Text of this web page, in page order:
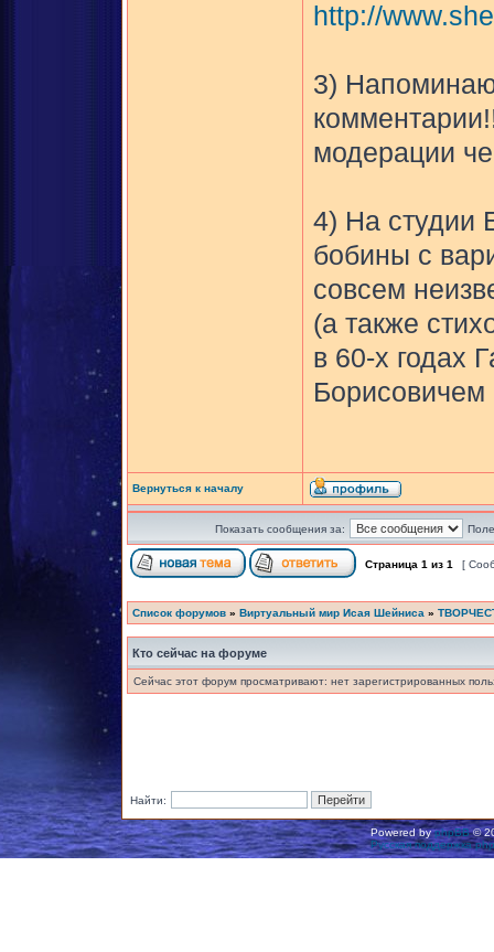
http://
3)
модерации
4) На студии
бобины с
совсем
(а также
в 60-х годах
Борисовичем
Вернуться к началу
Показать сообщения за:
Страница 1 из 1 [
Список форумов » Виртуальный мир Исая Шейниса »
Кто сейчас на форуме
Сейчас этот форум просматривают: нет зарегистрированных
Найти:
Powered byphpBB©
Русская поддержка